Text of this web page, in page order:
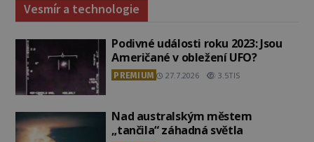
Vesmír a technologie
Podivné události roku 2023: Jsou
Američané v obležení UFO?
PREMIUM 27.7.2026 3.5TIS
Nad australským městem
„tančila“ záhadná světla